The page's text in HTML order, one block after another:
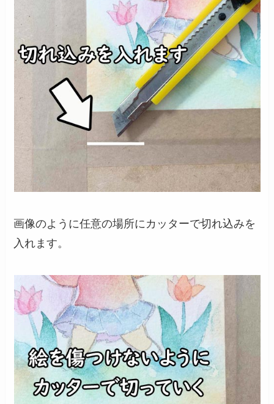
画像のように任意の場所にカッターで切れ込みを
入れます。